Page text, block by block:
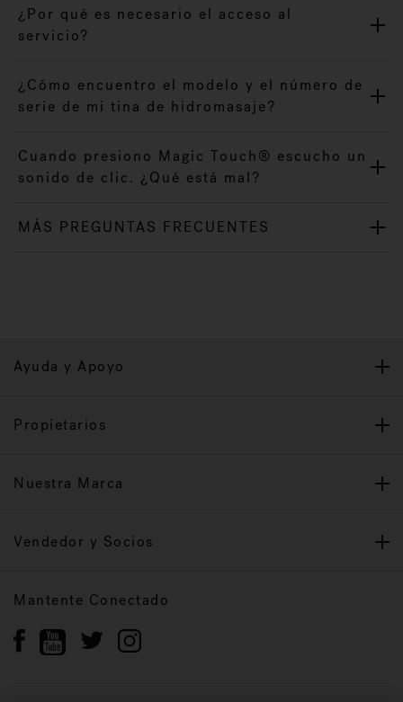
¿Por qué es necesario el acceso al
servicio?
¿Cómo encuentro el modelo y el número de
serie de mi tina de hidromasaje?
Cuando presiono Magic Touch® escucho un
sonido de clic. ¿Qué está mal?
MÁS PREGUNTAS FRECUENTES
Ayuda y Apoyo
Propietarios
Nuestra Marca
Vendedor y Socios
Mantente Conectado